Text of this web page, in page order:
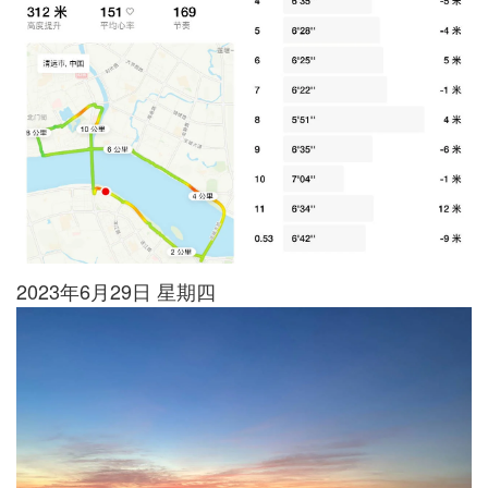
2023年6月29日 星期四